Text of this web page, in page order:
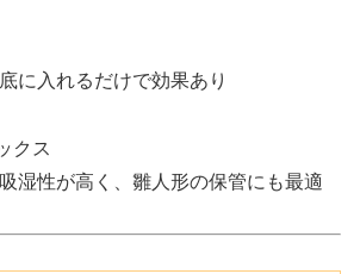
入れるだけで効果あり
クス
性が高く、雛人形の保管にも最適